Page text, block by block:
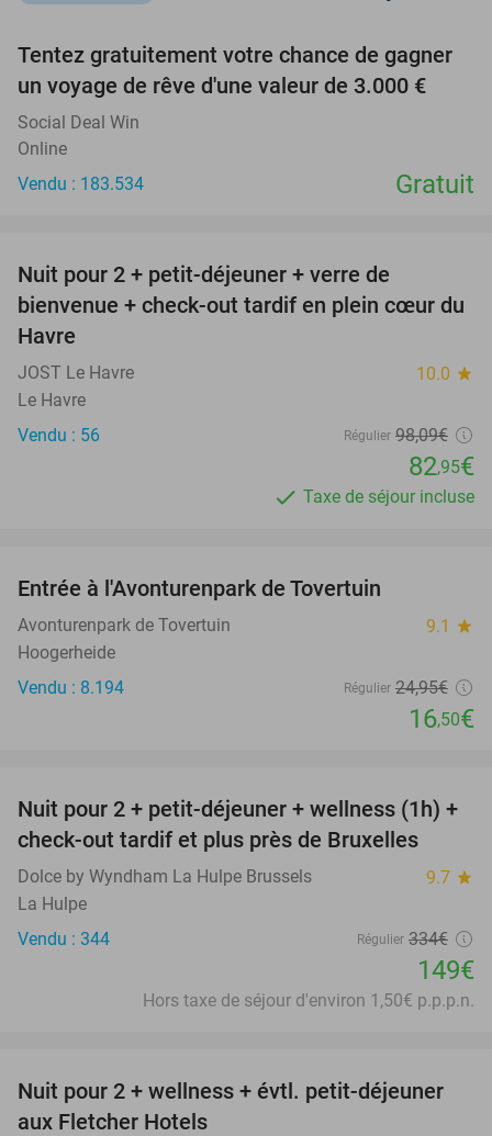
Tentez gratuitement votre chance de gagner
un voyage de rêve d'une valeur de 3.000 €
Social Deal Win
Online
Vendu : 183.534
Gratuit
Nuit pour 2 + petit-déjeuner + verre de
bienvenue + check-out tardif en plein cœur du
Havre
JOST Le Havre 10.0 star
Le Havre
Vendu : 56
Régulier 98,09€
82,95€
Taxe de séjour incluse
Entrée à l'Avonturenpark de Tovertuin
Avonturenpark de Tovertuin 9.1 star
Hoogerheide
Vendu : 8.194
Régulier 24,95€
16,50€
55%
Nuit pour 2 + petit-déjeuner + wellness (1h) +
check-out tardif et plus près de Bruxelles
Dolce by Wyndham La Hulpe Brussels 9.7 star
La Hulpe
Vendu : 344
Régulier 334€
149€
Hors taxe de séjour d'environ 1,50€ p.p.p.n.
55%
Nuit pour 2 + wellness + évtl. petit-déjeuner
aux Fletcher Hotels